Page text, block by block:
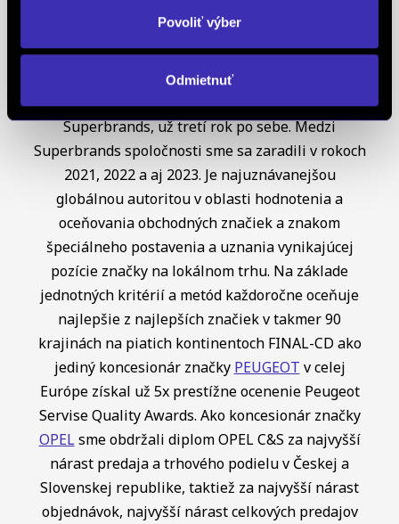
Povoliť výber
Odmietnuť
medzinárodne uznávanou známkou obchodnej
kvality a vyhodnocuje sa na základe rovnakej
analytickej metodiky pre všetky európske trhy.
Spoločnosť FINAL-CD získala aj prestížny titul
Superbrands, už tretí rok po sebe. Medzi
Superbrands spoločnosti sme sa zaradili v rokoch
2021, 2022 a aj 2023. Je najuznávanejšou
globálnou autoritou v oblasti hodnotenia a
oceňovania obchodných značiek a znakom
špeciálneho postavenia a uznania vynikajúcej
pozície značky na lokálnom trhu. Na základe
jednotných kritérií a metód každoročne oceňuje
najlepšie z najlepších značiek v takmer 90
krajinách na piatich kontinentoch FINAL-CD ako
jediný koncesionár značky PEUGEOT v celej
Európe získal už 5x prestížne ocenenie Peugeot
Servise Quality Awards. Ako koncesionár značky
OPELsme obdržali diplom OPEL C&S za najvyšší
nárast predaja a trhového podielu v Českej a
Slovenskej republike, taktiež za najvyšší nárast
objednávok, najvyšší nárast celkových predajov